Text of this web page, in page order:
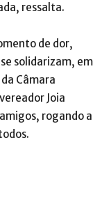
ressalta.
de dor,
solidarizam, em
Câmara
Joia
rogando a